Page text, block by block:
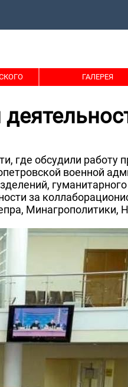
ГАЛЕРЕЯ
где обсудили работу
военной
за
Минагрополитики,